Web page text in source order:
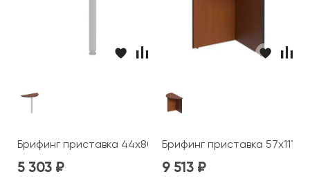
Брифинг приставка 44x80x2,5 Дин-Р
5 303
Брифинг приставка
9 513